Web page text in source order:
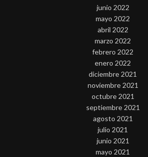
junio 2022
mayo 2022
abril 2022
marzo 2022
febrero 2022
enero 2022
diciembre 2021
noviembre 2021
octubre 2021
septiembre 2021
agosto 2021
julio 2021
junio 2021
mayo 2021